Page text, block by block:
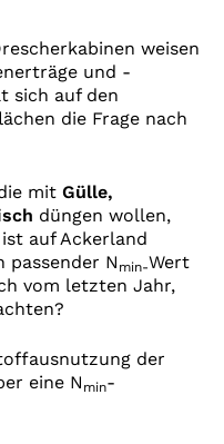
weisen
und -
sich auf den
die Frage nach
mit Gülle,
düngen wollen,
auf Ackerland
N min-Wert
vom letzten Jahr,
der
eine N min-